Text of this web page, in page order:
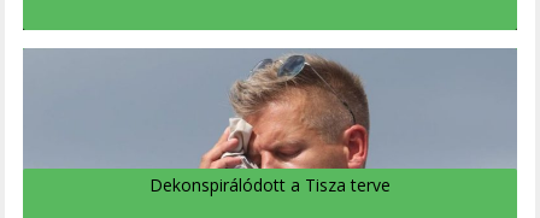
Dekonspirálódott a Tisza terve